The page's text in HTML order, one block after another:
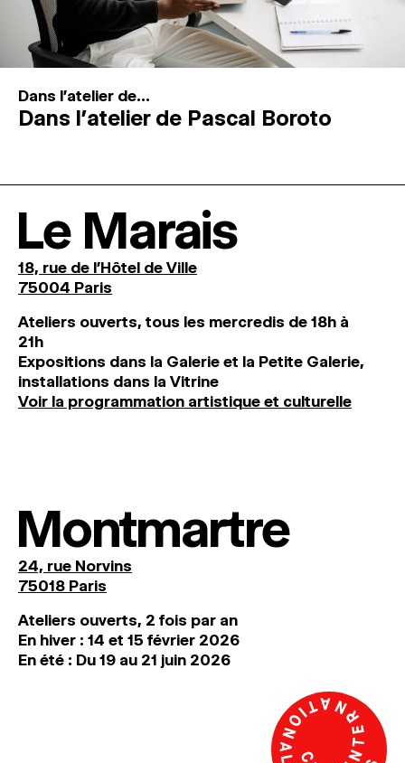
Dans l'atelier de...
Dans l’atelier de Pascal Boroto
Le Marais
18, rue de l'Hôtel de Ville
75004 Paris
Ateliers ouverts, tous les mercredis de 18h à
21h
Expositions dans la Galerie et la Petite Galerie,
installations dans la Vitrine
Voir la programmation artistique et culturelle
Montmartre
24, rue Norvins
75018 Paris
Ateliers ouverts, 2 fois par an
En hiver : 14 et 15 février 2026
En été : Du 19 au 21 juin 2026